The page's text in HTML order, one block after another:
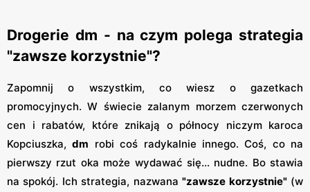
Drogerie dm - na czym polega strategia
"zawsze korzystnie"?
Zapomnij o wszystkim, co wiesz o gazetkach
promocyjnych. W świecie zalanym morzem czerwonych
cen i rabatów, które znikają o północy niczym karoca
Kopciuszka,dm robi coś radykalnie innego. Coś, co na
pierwszy rzut oka może wydawać się… nudne. Bo stawia
na spokój. Ich strategia, nazwana"zawsze korzystnie"(w